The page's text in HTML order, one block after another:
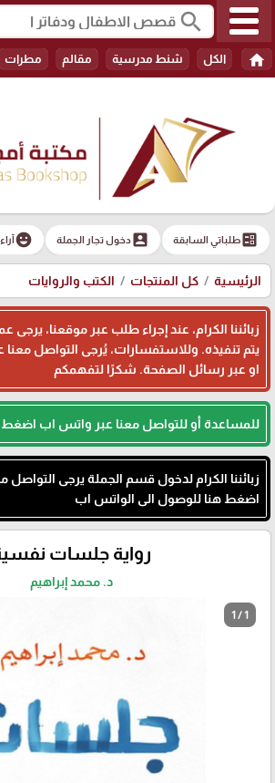
search
home الكل شنط مدرسية مقالم مطرات
ballotطلباتي السابقة account_boxدخول تجار الجملة emoji_emotions
الرئيسية كل المنتجات الكتب والروايات
زبائننا الكرام، عند إجراء طلب عبر موقعنا،
يتم تنفيذه. وللاستفسارات، يُرجى التواصل
او عبر رسائل الصفحة. شكرًا لتفهمكم
للمساعدة أو للتواصل معنا عبر واتس اب اضغط
زبائننا الكرام لدخول قسم الجملة يرجى التواصل
اضغط هنا للوصول الى الواتس اب
رواية جلسات
د. محمد إبراهيم
1 / 1